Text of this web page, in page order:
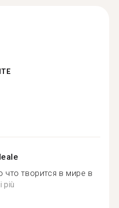
что творится в мире в
più